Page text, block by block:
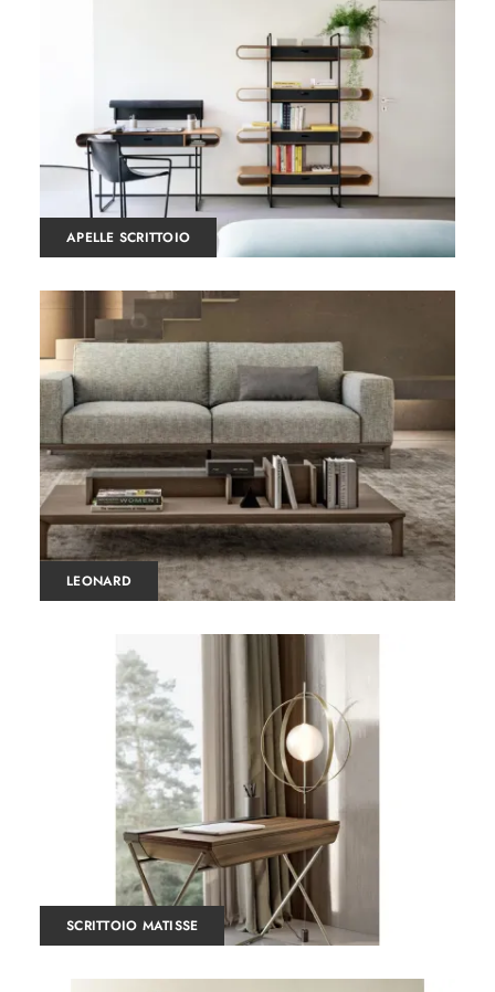
APELLE SCRITTOIO
LEONARD
SCRITTOIO MATISSE